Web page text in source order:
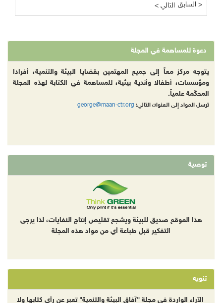
< التالي السابق >
دعوة للمساهمة في المجلة
يتوجه مركز معاً إلى جميع المهتمين بقضايا البيئة والتنمية، أفرادا
ومؤسسات، أطفالا وأندية بيئية، للمساهمة في الكتابة لهذه المجلة
المحكّمة علمياً.
ترسل المواد إلى العنوان التالي: george@maan-ctr.org
توصية
هذا الموقع صديق للبيئة ويشجع تقليص إنتاج النفايات، لذا يرجى
التفكير قبل طباعة أي من مواد هذه المجلة
تنويه
الآراء الواردة في مجلة "آفاق البيئة والتنمية" تعبر عن رأي كتابها ولا